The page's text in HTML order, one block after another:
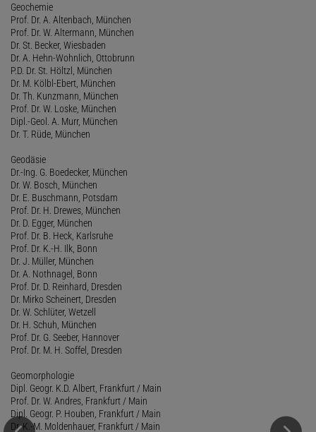
Geochemie
Prof. Dr. A. Altenbach, München
Prof. Dr. W. Altermann, München
Dr. St. Becker, Wiesbaden
Dr. A. Hehn-Wohnlich, Ottobrunn
P.D. Dr. St. Höltzl, München
Dr. M. Kölbl-Ebert, München
Dr. Th. Kunzmann, München
Prof. Dr. W. Loske, München
Dipl.-Geol. A. Murr, München
Dr. T. Rüde, München
Geodäsie
Dr.-Ing. G. Boedecker, München
Dr. W. Bosch, München
Dr. E. Buschmann, Potsdam
Prof. Dr. H. Drewes, München
Dr. D. Egger, München
Prof. Dr. B. Heck, Karlsruhe
Prof. Dr. K.-H. Ilk, Bonn
Dr. J. Müller, München
Dr. A. Nothnagel, Bonn
Prof. Dr. D. Reinhard, Dresden
Dr. Mirko Scheinert, Dresden
Dr. W. Schlüter, Wetzell
Dr. H. Schuh, München
Prof. Dr. G. Seeber, Hannover
Prof. Dr. M. H. Soffel, Dresden
Geomorphologie
Dipl. Geogr. K.D. Albert, Frankfurt / Main
Prof. Dr. W. Andres, Frankfurt / Main
Dipl. Geogr. P. Houben, Frankfurt / Main
Dr. K.-M. Moldenhauer, Frankfurt / Main